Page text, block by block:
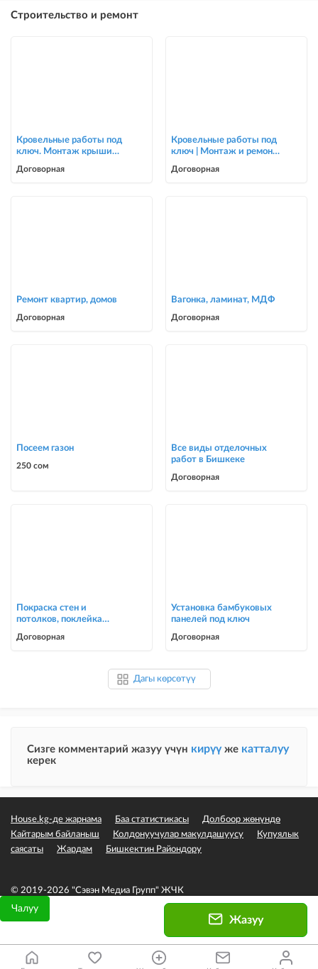
Чалуу
Жазуу
Строительство и ремонт
Кровельные работы под
ключ. Монтаж крыши
коттеджей
Договорная
Кровельные работы под
ключ | Монтаж и ремонт
Договорная
Ремонт квартир, домов
Договорная
Вагонка, ламинат, МДФ
Договорная
Посеем газон
250 сом
Все виды отделочных
работ в Бишкеке
Договорная
Покраска стен и
потолков, поклейка
Договорная
Установка бамбуковых
панелей под ключ
Договорная
Дагы көрсөтүү
Сизге комментарий жазуу үчүн кирүү же катталуу
керек
House.kg-де жарнама Баа статистикасы
Долбоор жөнүндө
Кайтарым байланыш
Колдонуучулар макулдашуусу
Купуялык
саясаты
Жардам Бишкектин Райондору
© 2019-2026 "Сэвэн Медиа Групп" ЖЧК